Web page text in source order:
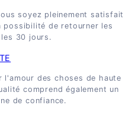
soyez pleinement satisfait
de retourner les
30 jours.
l'amour des choses de haute
comprend également un
de confiance.